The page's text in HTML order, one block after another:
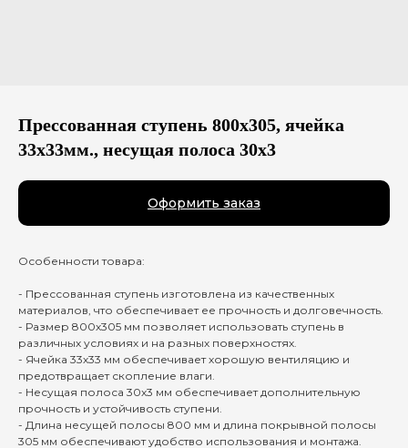
Прессованная ступень 800х305, ячейка
33х33мм., несущая полоса 30x3
Оформить заказ
Особенности товара:
- Прессованная ступень изготовлена из качественных
материалов, что обеспечивает ее прочность и долговечность.
- Размер 800х305 мм позволяет использовать ступень в
различных условиях и на разных поверхностях.
- Ячейка 33х33 мм обеспечивает хорошую вентиляцию и
предотвращает скопление влаги.
- Несущая полоса 30x3 мм обеспечивает дополнительную
прочность и устойчивость ступени.
- Длина несущей полосы 800 мм и длина покрывной полосы
305 мм обеспечивают удобство использования и монтажа.